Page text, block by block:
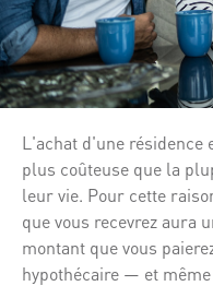
L'achat d'une résidence
plus coûteuse que la
leur vie. Pour cette
que vous recevrez aura
montant que vous
hypothécaire — et